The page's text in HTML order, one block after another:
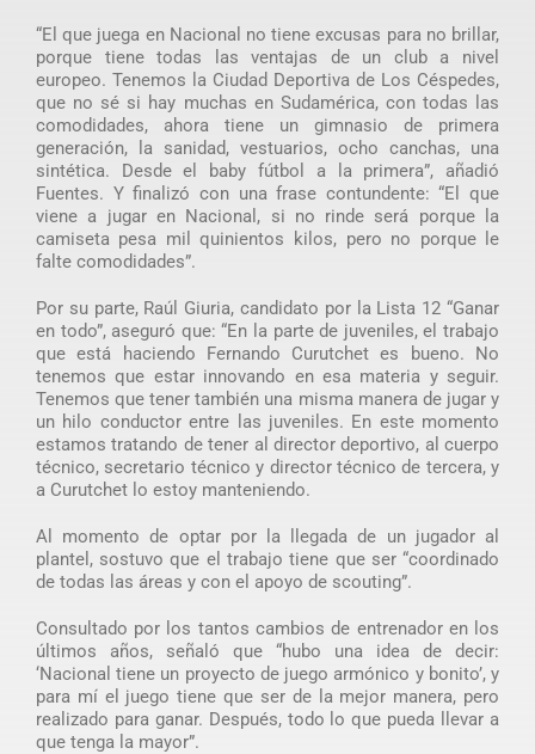
“El que juega en Nacional no tiene excusas para no brillar,
porque tiene todas las ventajas de un club a nivel
europeo. Tenemos la Ciudad Deportiva de Los Céspedes,
que no sé si hay muchas en Sudamérica, con todas las
comodidades, ahora tiene un gimnasio de primera
generación, la sanidad, vestuarios, ocho canchas, una
sintética. Desde el baby fútbol a la primera”, añadió
Fuentes. Y finalizó con una frase contundente: “El que
viene a jugar en Nacional, si no rinde será porque la
camiseta pesa mil quinientos kilos, pero no porque le
falte comodidades”.
Por su parte, Raúl Giuria, candidato por la Lista 12 “Ganar
en todo”, aseguró que: “En la parte de juveniles, el trabajo
que está haciendo Fernando Curutchet es bueno. No
tenemos que estar innovando en esa materia y seguir.
Tenemos que tener también una misma manera de jugar y
un hilo conductor entre las juveniles. En este momento
estamos tratando de tener al director deportivo, al cuerpo
técnico, secretario técnico y director técnico de tercera, y
a Curutchet lo estoy manteniendo.
Al momento de optar por la llegada de un jugador al
plantel, sostuvo que el trabajo tiene que ser “coordinado
de todas las áreas y con el apoyo de scouting”.
Consultado por los tantos cambios de entrenador en los
últimos años, señaló que “hubo una idea de decir:
‘Nacional tiene un proyecto de juego armónico y bonito’, y
para mí el juego tiene que ser de la mejor manera, pero
realizado para ganar. Después, todo lo que pueda llevar a
que tenga la mayor”.